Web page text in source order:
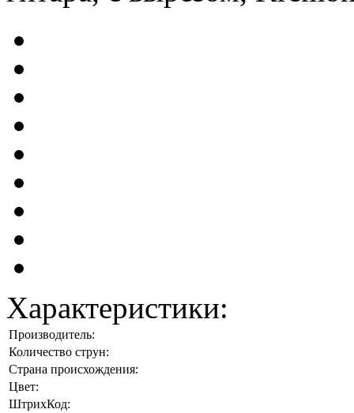
Характеристики:
Производитель:
Количество струн:
Страна происхождения:
Цвет:
ШтрихКод: